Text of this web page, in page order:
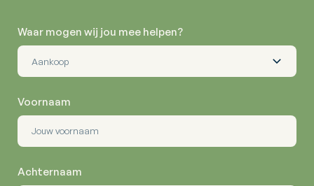
Waar mogen wij jou mee helpen?
Voornaam
Achternaam